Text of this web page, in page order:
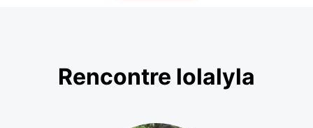
Rencontre lolalyla